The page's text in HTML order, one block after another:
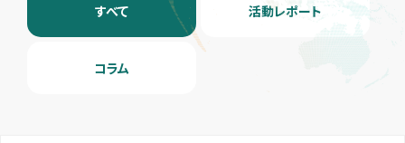
すべて 活動レポート
コラム